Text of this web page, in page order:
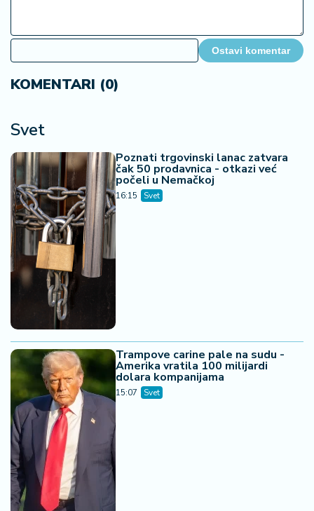
Ostavi komentar
KOMENTARI (0)
Svet
Poznati trgovinski lanac zatvara
čak 50 prodavnica - otkazi već
počeli u Nemačkoj
16:15 Svet
Trampove carine pale na sudu -
Amerika vratila 100 milijardi
dolara kompanijama
15:07 Svet